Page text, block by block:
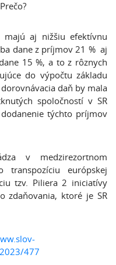
majú aj nižšiu efektívnu
dane z príjmov 21 % aj
15 %, a to z rôznych
do výpočtu základu
daň by mala
spoločností v SR
týchto príjmov
v medzirezortnom
európskej
tzv. Piliera 2 iniciatívy
zdaňovania, ktoré je SR
477